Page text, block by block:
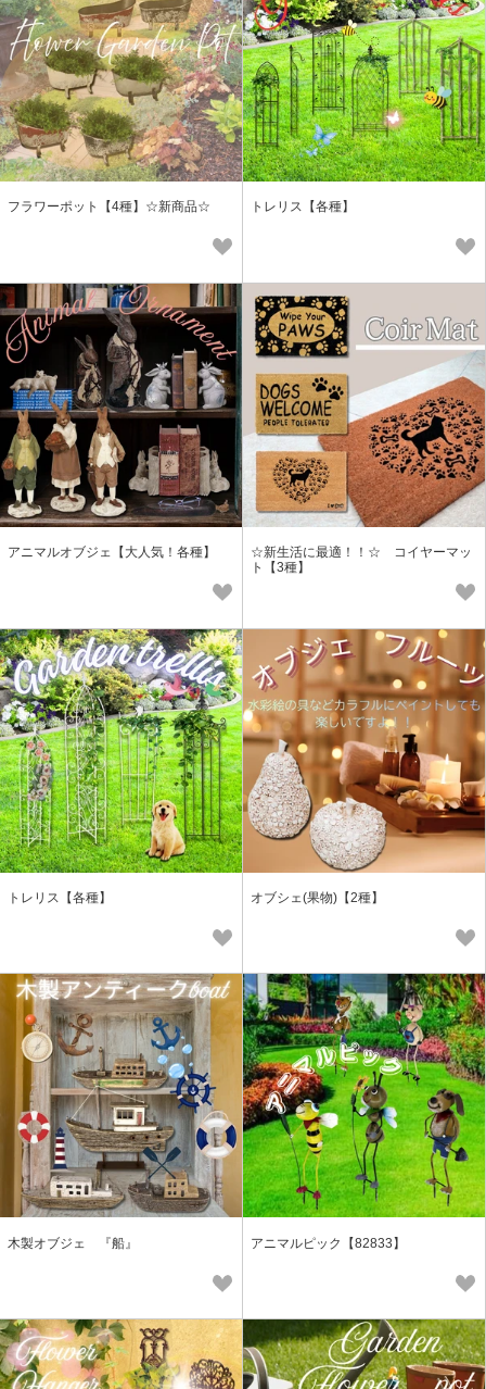
フラワーポット【4種】☆新商品☆ トレリス【各種】
アニマルオブジェ【大人気！各種】
☆新生活に最適！！☆ コイヤーマッ
ト【3種】
トレリス【各種】 オブシェ(果物)【2種】
木製オブジェ 『船』 アニマルピック【82833】